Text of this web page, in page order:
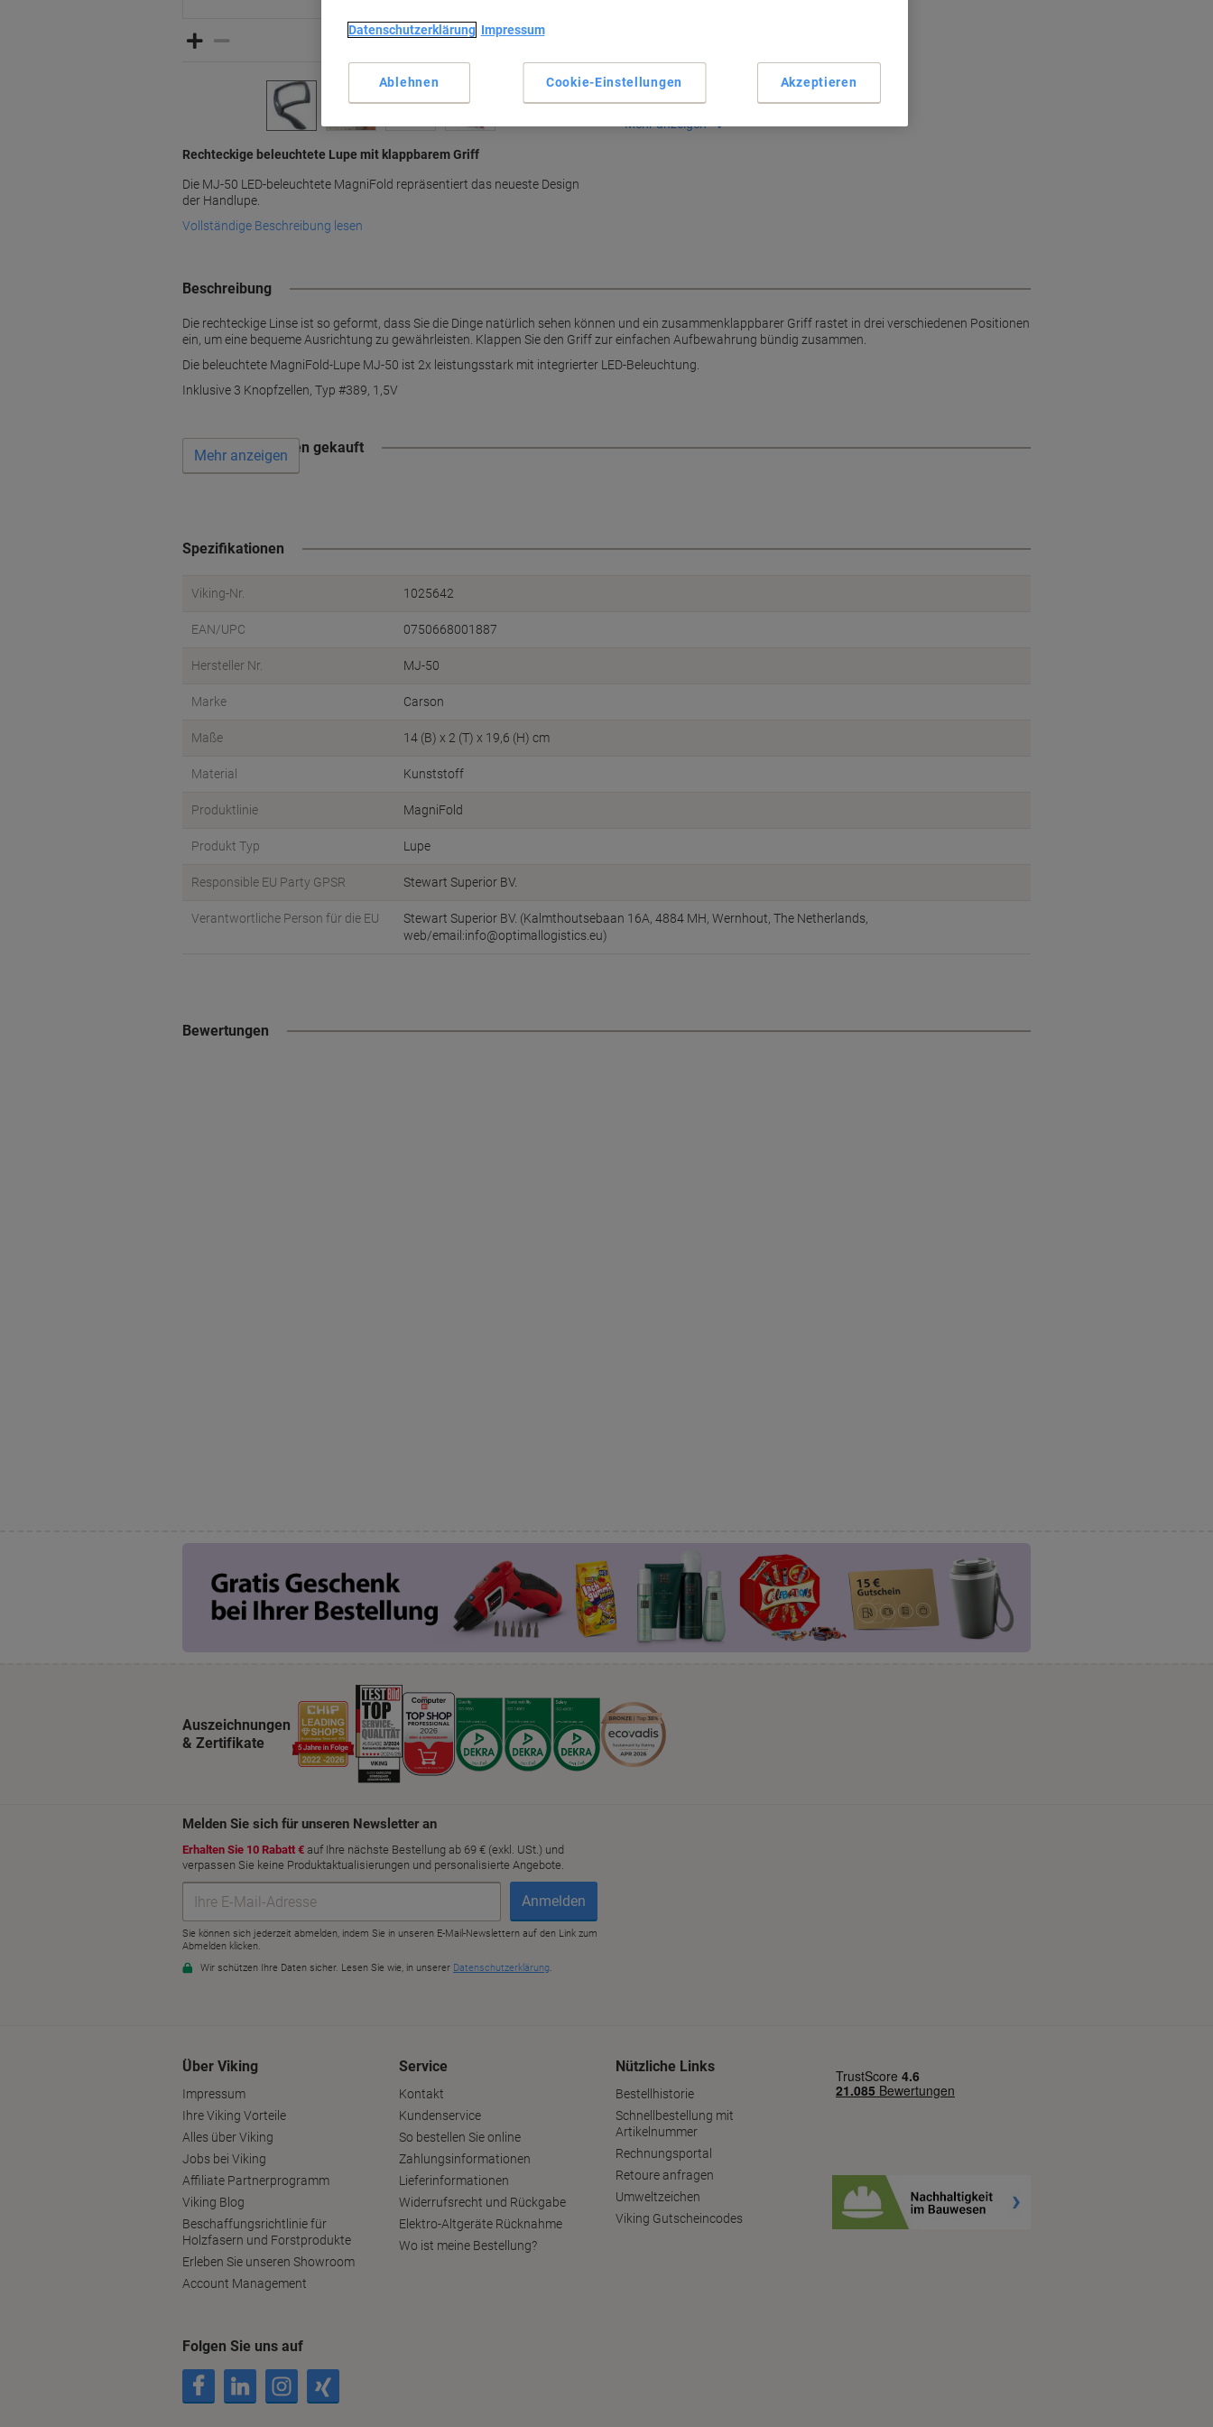
Rechteckige beleuchtete Lupe mit klappbarem Griff
Die MJ-50 LED-beleuchtete MagniFold repräsentiert das neueste Design
der Handlupe.
Vollständige Beschreibung lesen
Klappbarer Griff in 3 Positionen
Einfache Aufbewahrung durch Klappgriff
2x Vergrößerungskraft
Mehr anzeigen
Beschreibung
Die rechteckige Linse ist so geformt, dass Sie die Dinge natürlich sehen können und ein zusammenklappbarer Griff rastet in drei verschiedenen Positionen
ein, um eine bequeme Ausrichtung zu gewährleisten. Klappen Sie den Griff zur einfachen Aufbewahrung bündig zusammen.
Die beleuchtete MagniFold-Lupe MJ-50 ist 2x leistungsstark mit integrierter LED-Beleuchtung.
Inklusive 3 Knopfzellen, Typ #389, 1,5V
Wird oft zusammen gekauft
Mehr anzeigen
Spezifikationen
Viking-Nr. 1025642
EAN/UPC 0750668001887
Hersteller Nr. MJ-50
Marke Carson
Maße 14 (B) x 2 (T) x 19,6 (H) cm
Material Kunststoff
Produktlinie MagniFold
Produkt Typ Lupe
Responsible EU Party GPSR Stewart Superior BV.
Verantwortliche Person für die EU
Stewart Superior BV. (Kalmthoutsebaan 16A, 4884 MH, Wernhout, The Netherlands,
web/email:info@optimallogistics.eu)
Bewertungen
Auszeichnungen
& Zertifikate
Über Viking
Impressum
Ihre Viking Vorteile
Alles über Viking
Jobs bei Viking
Affiliate Partnerprogramm
Viking Blog
Beschaffungsrichtlinie für
Holzfasern und Forstprodukte
Erleben Sie unseren Showroom
Account Management
Service
Kontakt
Kundenservice
So bestellen Sie online
Zahlungsinformationen
Lieferinformationen
Widerrufsrecht und Rückgabe
Elektro-Altgeräte Rücknahme
Wo ist meine Bestellung?
Nützliche Links
Bestellhistorie
Schnellbestellung mit
Artikelnummer
Rechnungsportal
Retoure anfragen
Umweltzeichen
Viking Gutscheincodes
Folgen Sie uns auf
Datenschutzerklärung Impressum
Cookie-Einstellungen
Ablehnen Akzeptieren